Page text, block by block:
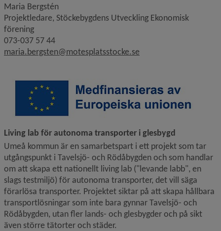
Maria Bergstén
Projektledare, Stöckebygdens Utveckling Ekonomisk
förening
073-037 57 44
maria.bergsten@motesplatsstocke.se
Living lab för autonoma transporter i glesbygd
Umeå kommun är en samarbetspart i ett projekt som tar
utgångspunkt i Tavelsjö- och Rödåbygden och som handlar
om att skapa ett nationellt living lab ("levande labb", en
slags testmiljö) för autonoma transporter, det vill säga
förarlösa transporter. Projektet siktar på att skapa hållbara
transportlösningar som inte bara gynnar Tavelsjö- och
Rödåbygden, utan fler lands- och glesbygder och på sikt
även större tätorter och städer.